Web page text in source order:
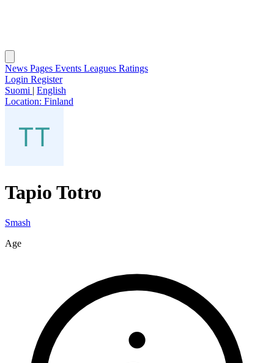
News Pages Events Leagues Ratings
Login Register
Suomi | English
Location: Finland
Tapio Totro
Smash
Age